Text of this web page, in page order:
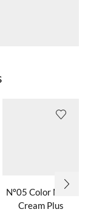
Nº05 Color Mask
Cream Plus